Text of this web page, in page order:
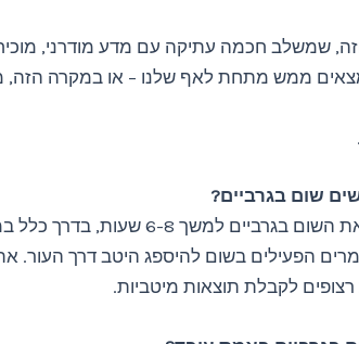
שמשלב חכמה עתיקה עם מדע מודרני,
ממש מתחת לאף שלנו – או במקרה הזה,
שום בגרביים?
מומלץ להשאיר את השום בגרביים
הפעילים בשום להיספג היטב דרך העור.